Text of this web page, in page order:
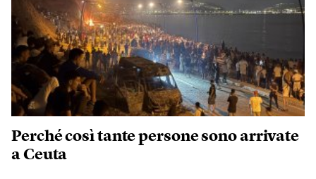
Perché così tante persone sono arrivate
a Ceuta